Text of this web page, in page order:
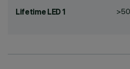
Lifetime LED 1